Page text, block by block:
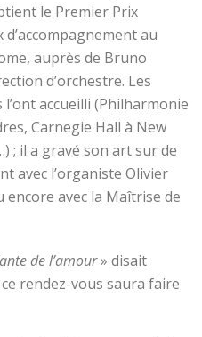
le Premier Prix
au
auprès de Bruno
d’orchestre. Les
accueilli (Philharmonie
Carnegie Hall à New
; il a gravé son art sur de
avec l’organiste Olivier
avec la Maîtrise de
de l’amour» disait
rendez-vous saura faire